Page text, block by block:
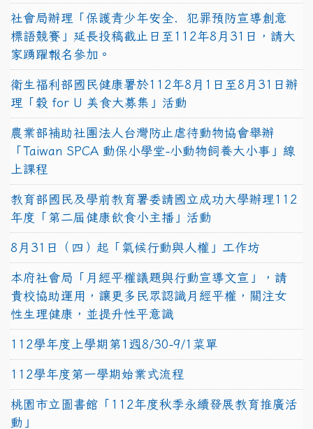
社會局辦理「保護青少年安全．犯罪預防宣導創意
標語競賽」延長投稿截止日至112年8月31日，請大
家踴躍報名參加。
衛生福利部國民健康署於112年8月1日至8月31日辦
理「穀 for U 美食大募集」活動
農業部補助社團法人台灣防止虐待動物協會舉辦
「Taiwan SPCA 動保小學堂-小動物飼養大小事」線
上課程
教育部國民及學前教育署委請國立成功大學辦理112
年度「第二屆健康飲食小主播」活動
8月31日（四）起「氣候行動與人權」工作坊
本府社會局「月經平權議題與行動宣導文宣」，請
貴校協助運用，讓更多民眾認識月經平權，關注女
性生理健康，並提升性平意識
112學年度上學期第1週8/30-9/1菜單
112學年度第一學期始業式流程
桃園市立圖書館「112年度秋季永續發展教育推廣活
動」